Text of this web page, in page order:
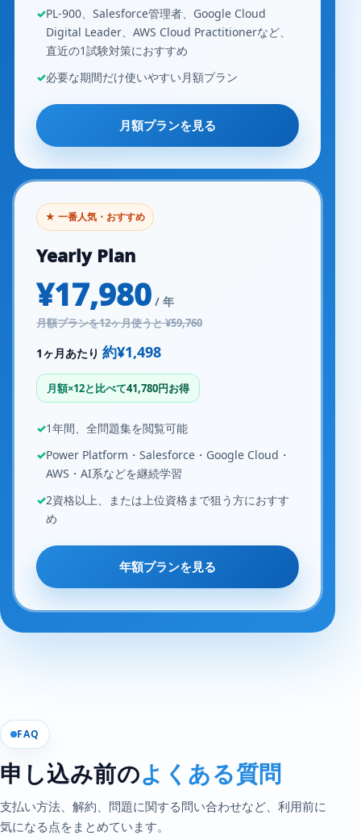
PL-900、Salesforce管理者、Google Cloud
Digital Leader、AWS Cloud Practitionerなど、
直近の1試験対策におすすめ
必要な期間だけ使いやすい月額プラン
月額プランを見る
★ 一番人気・おすすめ
Yearly Plan
¥17,980 / 年
月額プランを12ヶ月使うと ¥59,760
1ヶ月あたり 約¥1,498
月額×12と比べて41,780円お得
1年間、全問題集を閲覧可能
Power Platform・Salesforce・Google Cloud・
AWS・AI系などを継続学習
2資格以上、または上位資格まで狙う方におすす
め
年額プランを見る
FAQ
申し込み前のよくある質問
支払い方法、解約、問題に関する問い合わせなど、利用前に
気になる点をまとめています。